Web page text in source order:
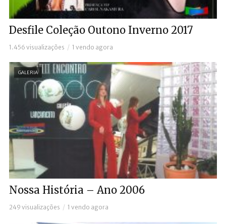
Desfile Coleção Outono Inverno 2017
1.456 visualizações 1 vendo agora
GALERIA
Nossa História – Ano 2006
249 visualizações 1 vendo agora